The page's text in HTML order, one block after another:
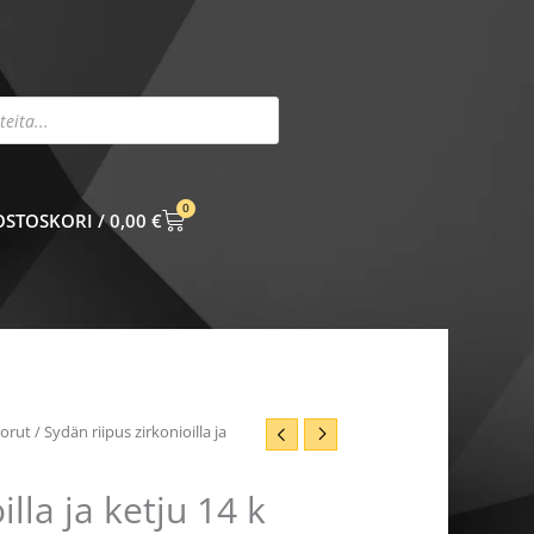
0,00 €
0
CART
/ Sydän riipus zirkonioilla ja
ja ketju 14 k